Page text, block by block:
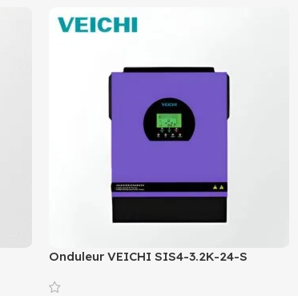
Onduleur VEICHI SIS4-3.2K-24-S